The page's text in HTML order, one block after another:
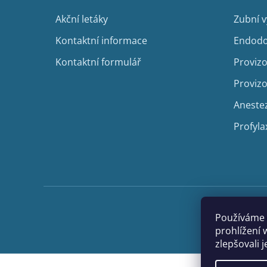
prohlížení
zlepšovali
Akční letáky
Kontaktní informace
Kontaktní formulář
Zubní